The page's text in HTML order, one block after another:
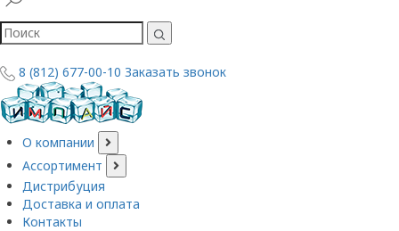
8 (812) 677-00-10 Заказать звонок
О компании
Ассортимент
Дистрибуция
Доставка и оплата
Контакты